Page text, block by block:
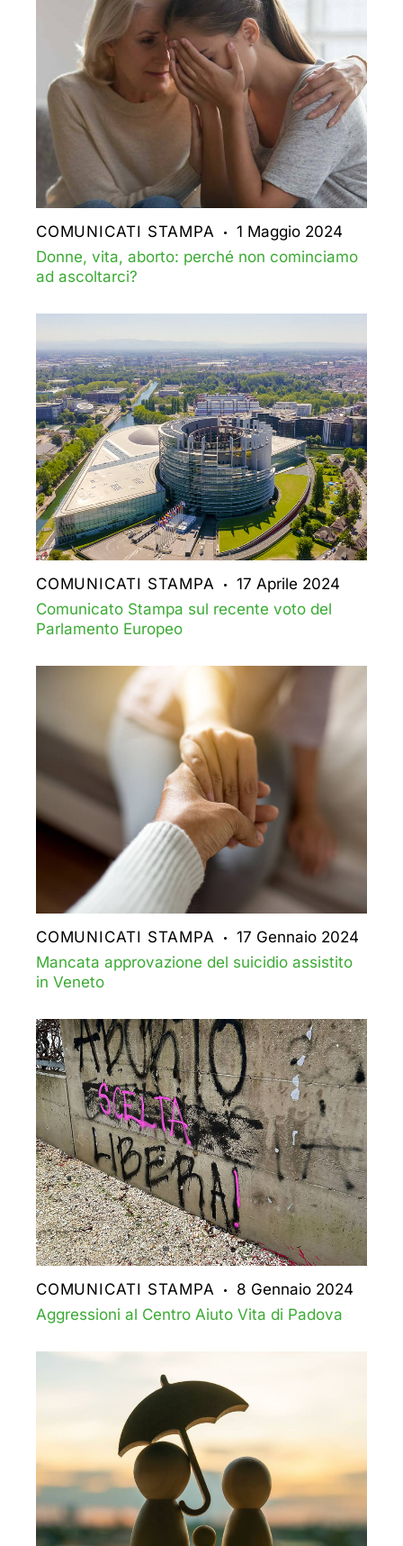
COMUNICATI STAMPA
1 Maggio 2024
Donne, vita, aborto: perché non cominciamo
ad ascoltarci?
COMUNICATI STAMPA
17 Aprile 2024
Comunicato Stampa sul recente voto del
Parlamento Europeo
COMUNICATI STAMPA
17 Gennaio 2024
Mancata approvazione del suicidio assistito
in Veneto
COMUNICATI STAMPA
8 Gennaio 2024
Aggressioni al Centro Aiuto Vita di Padova